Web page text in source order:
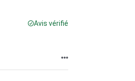
Avis vérifié